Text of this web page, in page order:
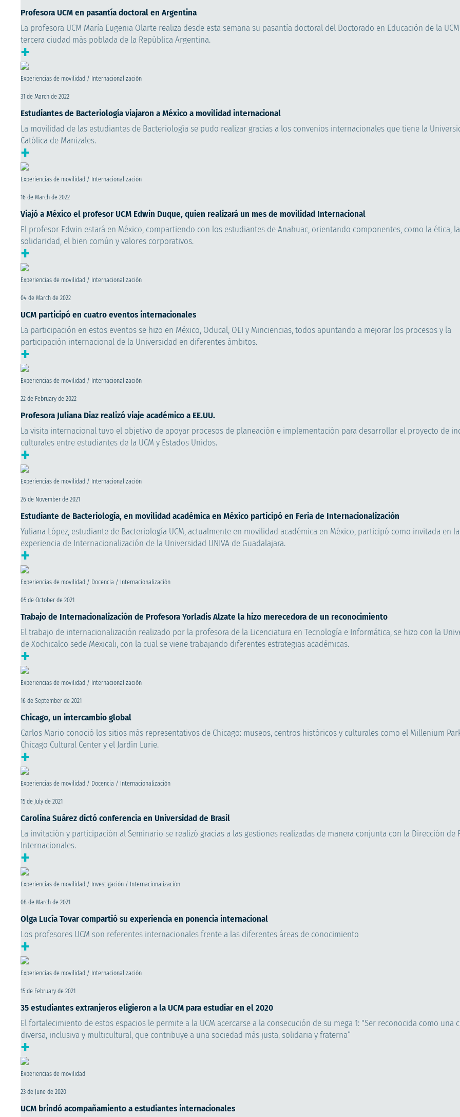
Profesora UCM en pasantía doctoral en Argentina
La profesora UCM María Eugenia Olarte realiza desde esta semana su pasantía doctoral del Doctorado en Educación de la
tercera ciudad más poblada de la República Argentina.
+
Experiencias de movilidad / Internacionalización
31 de March de 2022
Estudiantes de Bacteriología viajaron a México a movilidad internacional
La movilidad de las estudiantes de Bacteriología se pudo realizar gracias a los convenios internacionales que tiene la
Católica de Manizales.
+
Experiencias de movilidad / Internacionalización
16 de March de 2022
Viajó a México el profesor UCM Edwin Duque, quien realizará un mes de movilidad Internacional
El profesor Edwin estará en México, compartiendo con los estudiantes de Anahuac, orientando componentes, como la ética, la
solidaridad, el bien común y valores corporativos.
+
Experiencias de movilidad / Internacionalización
04 de March de 2022
UCM participó en cuatro eventos internacionales
La participación en estos eventos se hizo en México, Oducal, OEI y Minciencias, todos apuntando a mejorar los procesos y la
participación internacional de la Universidad en diferentes ámbitos.
+
Experiencias de movilidad / Internacionalización
22 de February de 2022
Profesora Juliana Diaz realizó viaje académico a EE.UU.
La visita internacional tuvo el objetivo de apoyar procesos de planeación e implementación para desarrollar el proyecto de
culturales entre estudiantes de la UCM y Estados Unidos.
+
Experiencias de movilidad / Internacionalización
26 de November de 2021
Estudiante de Bacteriología, en movilidad académica en México participó en Feria de Internacionalización
Yuliana López, estudiante de Bacteriología UCM, actualmente en movilidad académica en México, participó como invitada en
experiencia de Internacionalización de la Universidad UNIVA de Guadalajara.
+
Experiencias de movilidad / Docencia / Internacionalización
05 de October de 2021
Trabajo de Internacionalización de Profesora Yorladis Alzate la hizo merecedora de un reconocimiento
El trabajo de internacionalización realizado por la profesora de la Licenciatura en Tecnología e Informática, se hizo con la
de Xochicalco sede Mexicali, con la cual se viene trabajando diferentes estrategias académicas.
+
Experiencias de movilidad / Internacionalización
16 de September de 2021
Chicago, un intercambio global
Carlos Mario conoció los sitios más representativos de Chicago: museos, centros históricos y culturales como el Millenium
Chicago Cultural Center y el Jardín Lurie.
+
Experiencias de movilidad / Docencia / Internacionalización
15 de July de 2021
Carolina Suárez dictó conferencia en Universidad de Brasil
La invitación y participación al Seminario se realizó gracias a las gestiones realizadas de manera conjunta con la Dirección de
Internacionales.
+
Experiencias de movilidad / Investigación / Internacionalización
08 de March de 2021
Olga Lucía Tovar compartió su experiencia en ponencia internacional
Los profesores UCM son referentes internacionales frente a las diferentes áreas de conocimiento
+
Experiencias de movilidad / Internacionalización
15 de February de 2021
35 estudiantes extranjeros eligieron a la UCM para estudiar en el 2020
El fortalecimiento de estos espacios le permite a la UCM acercarse a la consecución de su mega 1: "Ser reconocida como una
diversa, inclusiva y multicultural, que contribuye a una sociedad más justa, solidaria y fraterna”
+
Experiencias de movilidad
23 de June de 2020
UCM brindó acompañamiento a estudiantes internacionales